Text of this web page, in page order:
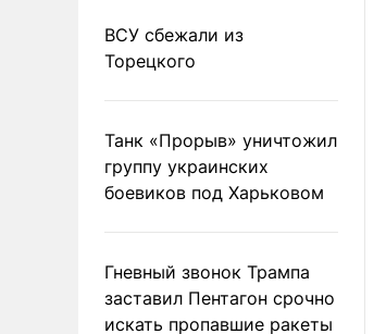
ВСУ сбежали из
Торецкого
Танк «Прорыв» уничтожил
группу украинских
боевиков под Харьковом
Гневный звонок Трампа
заставил Пентагон срочно
искать пропавшие ракеты